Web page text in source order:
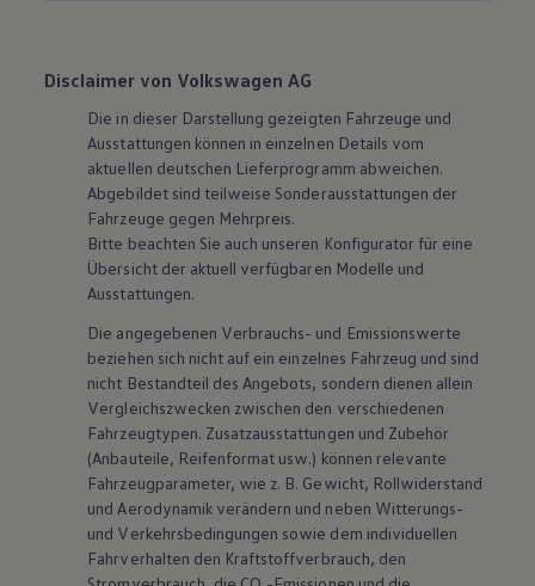
Disclaimer von Volkswagen AG
Die in dieser Darstellung gezeigten Fahrzeuge und
Ausstattungen können in einzelnen Details vom
aktuellen deutschen Lieferprogramm abweichen.
Abgebildet sind teilweise Sonderausstattungen der
Fahrzeuge gegen Mehrpreis.
Bitte beachten Sie auch unseren Konfigurator für eine
Übersicht der aktuell verfügbaren Modelle und
Ausstattungen.
Die angegebenen Verbrauchs- und Emissionswerte
beziehen sich nicht auf ein einzelnes Fahrzeug und sind
nicht Bestandteil des Angebots, sondern dienen allein
Vergleichszwecken zwischen den verschiedenen
Fahrzeugtypen. Zusatzausstattungen und Zubehör
(Anbauteile, Reifenformat usw.) können relevante
Fahrzeugparameter, wie z. B. Gewicht, Rollwiderstand
und Aerodynamik verändern und neben Witterungs-
und Verkehrsbedingungen sowie dem individuellen
Fahrverhalten den Kraftstoffverbrauch, den